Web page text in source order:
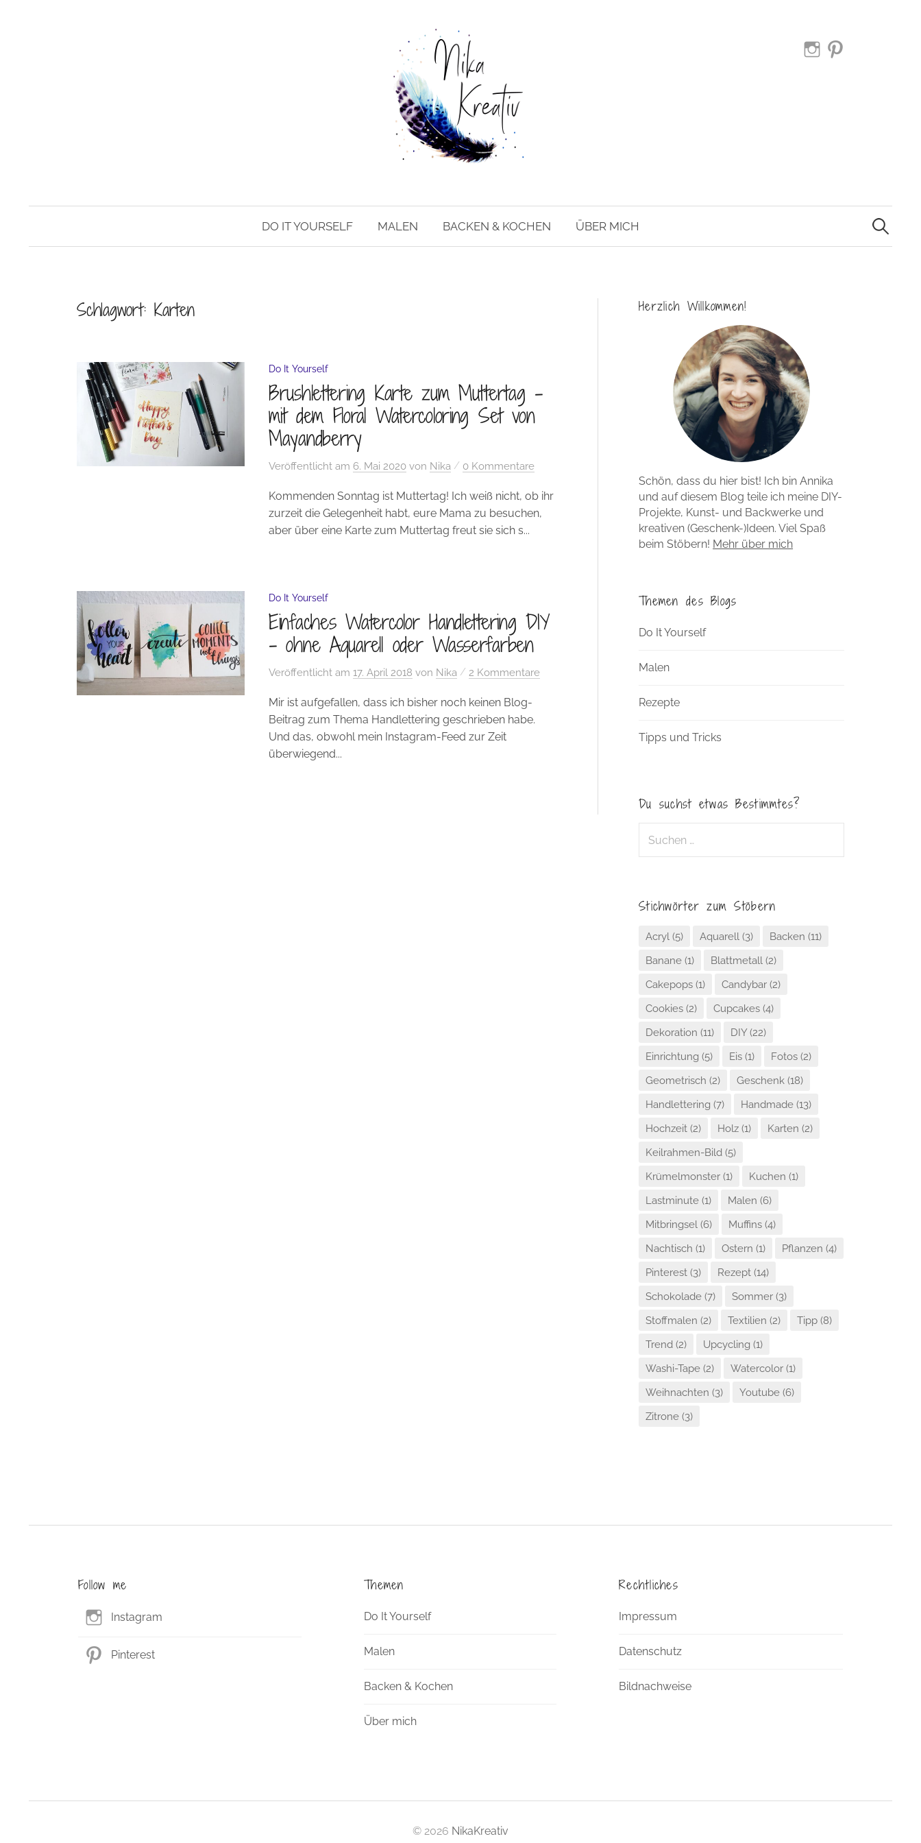
Instagram
DO IT YOURSELF MALEN BACKEN & KOCHEN ÜBER MICH
nach:
Schlagwort:Karten
Do It Yourself
Brushlettering Karte zum Muttertag –
mit dem Floral Watercoloring Set von
Mayandberry
Veröffentlicht am 6. Mai 2020 von Nika / 0 Kommentare
Kommenden Sonntag ist Muttertag! Ich weiß nicht, ob ihr
zurzeit die Gelegenheit habt, eure Mama zu besuchen,
aber über eine Karte zum Muttertag freut sie sich s...
Do It Yourself
Einfaches Watercolor Handlettering DIY
– ohne Aquarell oder Wasserfarben
Veröffentlicht am 17. April 2018 von Nika / 2 Kommentare
Mir ist aufgefallen, dass ich bisher noch keinen Blog-
Beitrag zum Thema Handlettering geschrieben habe.
Und das, obwohl mein Instagram-Feed zur Zeit
überwiegend...
Herzlich Willkommen!
Schön, dass du hier bist! Ich bin Annika
und auf diesem Blog teile ich meine DIY-
Projekte, Kunst- und Backwerke und
kreativen (Geschenk-)Ideen. Viel Spaß
beim Stöbern! Mehr über mich
Themen des Blogs
Do It Yourself
Malen
Rezepte
Tipps und Tricks
Du suchst etwas Bestimmtes?
nach:
Stichwörter zum Stöbern
Acryl (5) Aquarell (3) Backen (11)
Banane (1) Blattmetall (2)
Cakepops (1) Candybar (2)
Cookies (2) Cupcakes (4)
Dekoration (11) DIY(22)
Einrichtung (5) Eis (1) Fotos (2)
Geometrisch (2) Geschenk (18)
Handlettering (7) Handmade (13)
Hochzeit (2) Holz (1) Karten (2)
Keilrahmen-Bild (5)
Krümelmonster (1) Kuchen (1)
Lastminute (1) Malen (6)
Mitbringsel (6) Muffins (4)
Nachtisch (1) Ostern (1) Pflanzen (4)
Pinterest (3) Rezept (14)
Schokolade (7) Sommer (3)
Stoffmalen (2) Textilien (2) Tipp (8)
Trend (2) Upcycling (1)
Washi-Tape (2) Watercolor (1)
Weihnachten (3) Youtube (6)
Zitrone (3)
Follow me
Instagram
Pinterest
Themen
Do It Yourself
Malen
Backen & Kochen
Über mich
Rechtliches
Impressum
Datenschutz
Bildnachweise
© 2026 NikaKreativ